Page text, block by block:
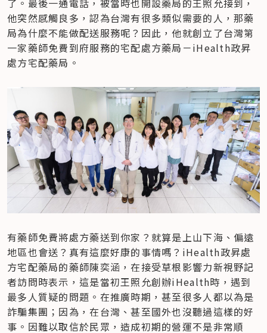
了。最後一通電話，被當時也開設藥局的王照允接到，
他突然感觸良多，認為台灣有很多類似需要的人，那藥
局為什麼不能做配送服務呢？因此，他就創立了台灣第
一家藥師免費到府服務的宅配處方藥局－iHealth政昇
處方宅配藥局。
有藥師免費將處方藥送到你家？就算是上山下海、偏遠
地區也會送？真有這麼好康的事情嗎？iHealth政昇處
方宅配藥局的藥師陳奕涵，在接受草根影響力新視野記
者訪問時表示，這是當初王照允創辦iHealth時，遇到
最多人質疑的問題。在推廣時期，甚至很多人都以為是
詐騙集團；因為，在台灣、甚至國外也沒聽過這樣的好
事。因難以取信於民眾，造成初期的營運不是非常順